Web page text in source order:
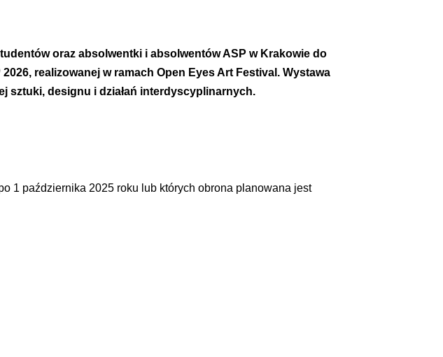
oraz absolwentki i absolwentów ASP w Krakowie do
realizowanej w ramach Open Eyes Art Festival. Wystawa
sztuki, designu i działań interdyscyplinarnych.
1 października 2025 roku lub których obrona planowana jest